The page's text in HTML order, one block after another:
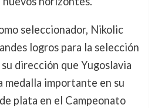
seleccionador, Nikolic
logros para la selección
dirección que Yugoslavia
medalla importante en su
plata en el Campeonato